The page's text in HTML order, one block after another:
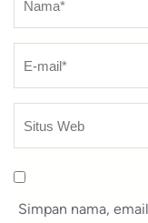
Simpan nama,